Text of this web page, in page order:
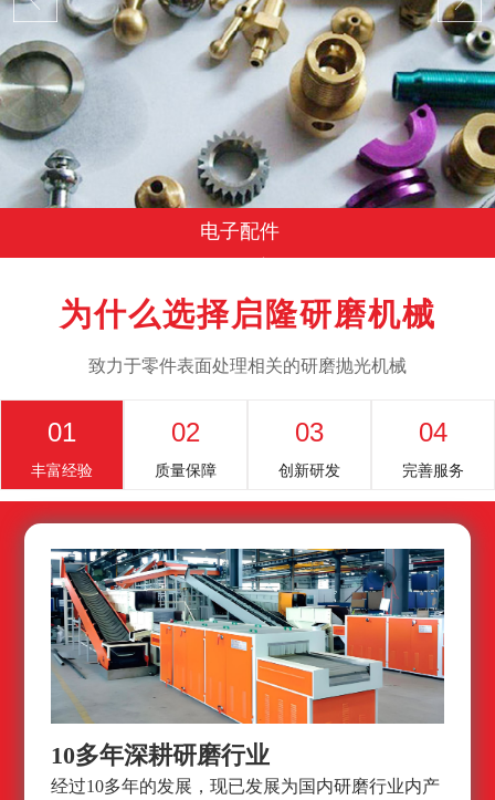
电子配件
为什么选择启隆研磨机械
致力于零件表面处理相关的研磨抛光机械
01
丰富经验
02
质量保障
03
创新研发
04
完善服务
10多年深耕研磨行业
经过10多年的发展，现已发展为国内研磨行业内产